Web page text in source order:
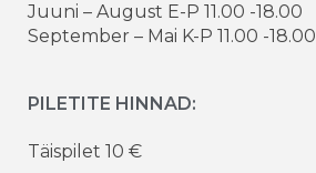
Juuni – August E-P 11.00 -18.00
September – Mai K-P 11.00 -18.00
PILETITE HINNAD:
Täispilet 10 €